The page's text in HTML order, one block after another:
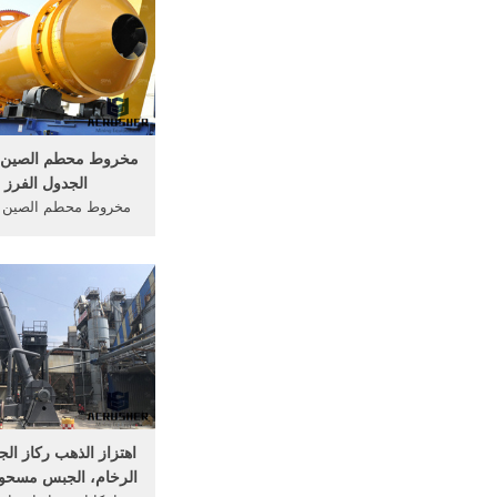
مخروط محطم الصين
الجدول الفرز
مخروط محطم الصين
اهتزاز الذهب ركاز
الرخام، الجبس